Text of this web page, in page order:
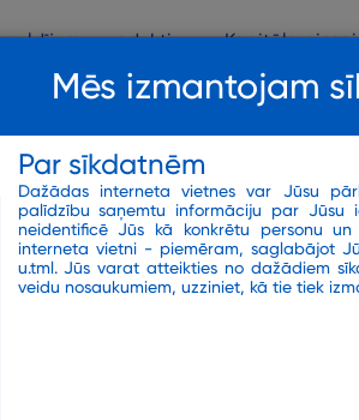
produkti Kapitāla
Mēs izmantojam
Par sīkdatnēm
Dažādas interneta vietnes var Jūsu
palīdzību saņemtu informāciju par
neidentificē Jūs kā konkrētu personu
interneta vietni - piemēram, saglabājot
u.tml. Jūs varat atteikties no dažādiem
veidu nosaukumiem, uzziniet, kā tie tiek